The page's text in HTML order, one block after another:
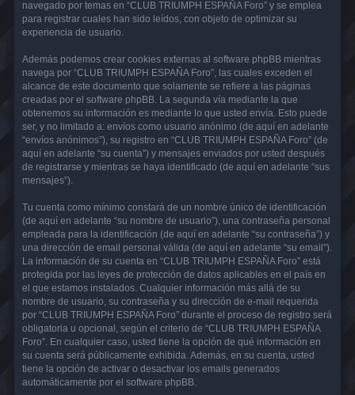
navegado por temas en “CLUB TRIUMPH ESPAÑA Foro” y se emplea
para registrar cuales han sido leídos, con objeto de optimizar su
experiencia de usuario.
Además podemos crear cookies externas al software phpBB mientras
navega por “CLUB TRIUMPH ESPAÑA Foro”, las cuales exceden el
alcance de este documento que solamente se refiere a las páginas
creadas por el software phpBB. La segunda vía mediante la que
obtenemos su información es mediante lo que usted envía. Esto puede
ser, y no limitado a: envíos como usuario anónimo (de aquí en adelante
“envíos anónimos”), su registro en “CLUB TRIUMPH ESPAÑA Foro” (de
aquí en adelante “su cuenta”) y mensajes enviados por usted después
de registrarse y mientras se haya identificado (de aquí en adelante “sus
mensajes”).
Tu cuenta como mínimo constará de un nombre único de identificación
(de aquí en adelante “su nombre de usuario”), una contraseña personal
empleada para la identificación (de aquí en adelante “su contraseña”) y
una dirección de email personal válida (de aquí en adelante “su email”).
La información de su cuenta en “CLUB TRIUMPH ESPAÑA Foro” está
protegida por las leyes de protección de datos aplicables en el país en
el que estamos instalados. Cualquier información más allá de su
nombre de usuario, su contraseña y su dirección de e-mail requerida
por “CLUB TRIUMPH ESPAÑA Foro” durante el proceso de registro será
obligatoria u opcional, según el criterio de “CLUB TRIUMPH ESPAÑA
Foro”. En cualquier caso, usted tiene la opción de qué información en
su cuenta será públicamente exhibida. Además, en su cuenta, usted
tiene la opción de activar o desactivar los emails generados
automáticamente por el software phpBB.